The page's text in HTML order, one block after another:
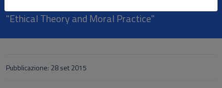
"Ethical Theory and Moral Practice"
Pubblicazione: 28 set 2015